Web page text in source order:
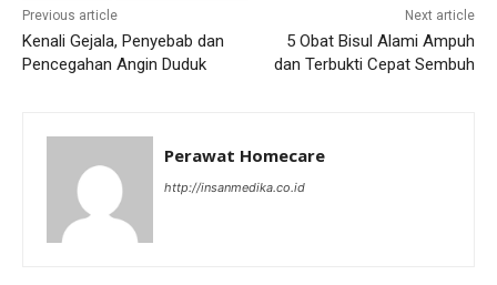
Previous article
Kenali Gejala, Penyebab dan
Pencegahan Angin Duduk
Next article
5 Obat Bisul Alami Ampuh
dan Terbukti Cepat Sembuh
Perawat Homecare
http://insanmedika.co.id